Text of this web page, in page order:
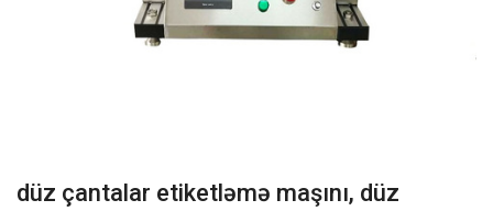
düz çantalar etiketləmə maşını, düz